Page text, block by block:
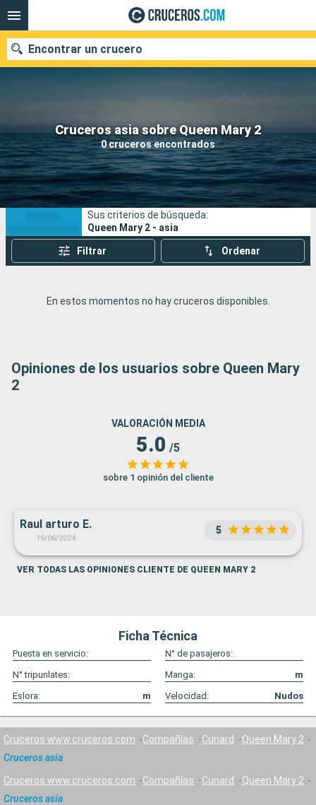
Cruceros asia sobre Queen Mary 2
0 cruceros encontrados
Encontrar un crucero
Nuestros destinos
Fecha de salida
Puertos Compañías
Buscar
Sus criterios de búsqueda:
Queen Mary 2 - asia
Filtrar Ordenar
En estos momentos no hay cruceros disponibles.
Opiniones de los usuarios sobre Queen Mary
2
VALORACIÓN MEDIA
5.0 /5
sobre 1 opinión del cliente
Raul arturo E.
16/06/2024
5
VER TODAS LAS OPINIONES CLIENTE DE QUEEN MARY 2
Ficha Técnica
Puesta en servicio:
N° de pasajeros:
N° tripunlates:
Manga:
m
Eslora:
m Velocidad: Nudos
Cruceros www.cruceros.com Compañías Cunard
Queen Mary 2
Cruceros asia
Cruceros www.cruceros.com Compañías Cunard
Queen Mary 2
Cruceros asia